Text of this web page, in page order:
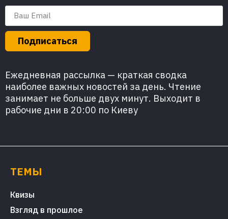
Подписаться
Ежедневная рассылка — краткая сводка
наиболее важных новостей за день. Чтение
занимает не больше двух минут. Выходит в
рабочие дни в 20:00 по Киеву
ТЕМЫ
Квизы
Взгляд в прошлое